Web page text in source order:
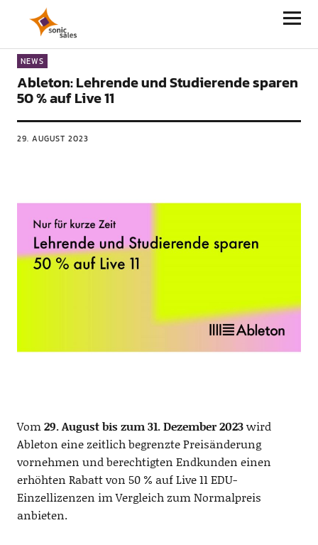
Sonic Sales
NEWS
Ableton: Lehrende und Studierende sparen
50 % auf Live 11
29. AUGUST 2023
Vom29. August bis zum 31. Dezember 2023wird
Ableton eine zeitlich begrenzte Preisänderung
vornehmen und berechtigten Endkunden einen
erhöhten Rabatt von 50 % auf Live 11 EDU-
Einzellizenzen im Vergleich zum Normalpreis
anbieten.